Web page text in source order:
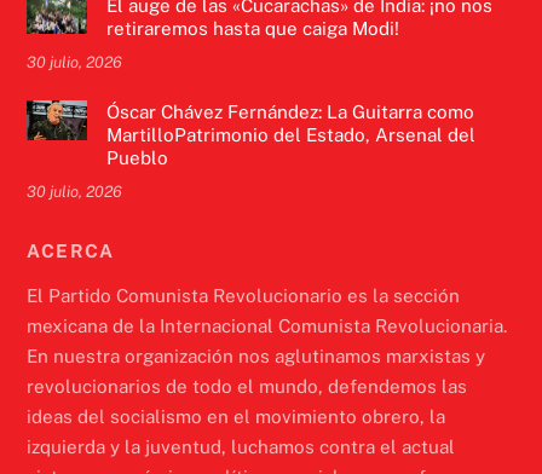
El auge de las «Cucarachas» de India: ¡no nos
retiraremos hasta que caiga Modi!
30 julio, 2026
Óscar Chávez Fernández: La Guitarra como
MartilloPatrimonio del Estado, Arsenal del
Pueblo
30 julio, 2026
ACERCA
El Partido Comunista Revolucionario es la sección
mexicana de la Internacional Comunista Revolucionaria.
En nuestra organización nos aglutinamos marxistas y
revolucionarios de todo el mundo, defendemos las
ideas del socialismo en el movimiento obrero, la
izquierda y la juventud, luchamos contra el actual